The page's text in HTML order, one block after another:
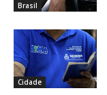
Brasil
Cidade